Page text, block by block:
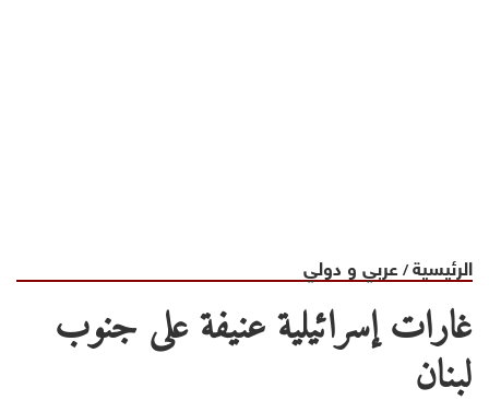
الرئيسية/ عربي و دولي
غارات إسرائيلية عنيفة على جنوب
لبنان